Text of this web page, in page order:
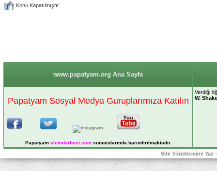
Konu Kapatılmıştır
www.papatyam.org Ana Sayfa
Papatyam Sosyal Medya Guruplarımıza Katılın
Papatyam alemdarhost.comsunucularında barındırılmaktadır.
Verdiği
W.
Site Yöneticisine Yaz